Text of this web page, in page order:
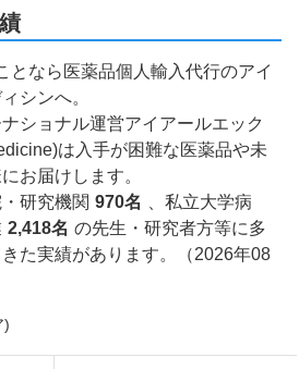
となら医薬品個人輸入代行のアイ
シンへ。
ショナル運営アイアールエック
は入手が困難な医薬品や未
お届けします。
研究機関 970名
、私立大学病
2,418名 の先生・研究者方等に多
た実績があります。（2026年08
)